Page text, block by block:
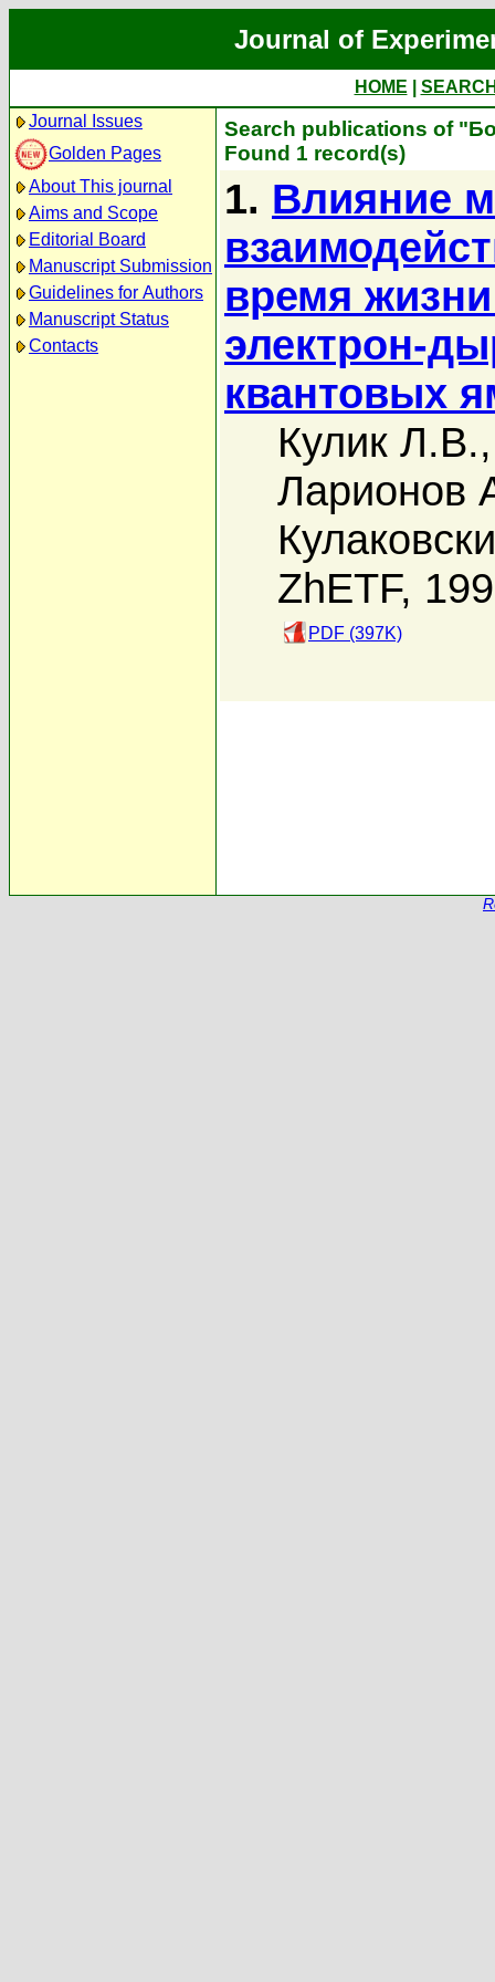
Journal of
HOME
Journal Issues
Golden Pages
About This journal
Aims and Scope
Editorial Board
Manuscript Submission
Guidelines for Authors
Manuscript Status
Contacts
Search publications of
Found 1 record(s)
1. Влияние
время
электрон-
квантовых
Кулик Л.В.
Ларионов
ZhETF,
PDF (397K)